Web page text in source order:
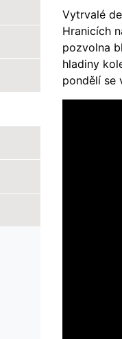
Vytrvalé
Hranicích
pozvolna
hladiny
pondělí se